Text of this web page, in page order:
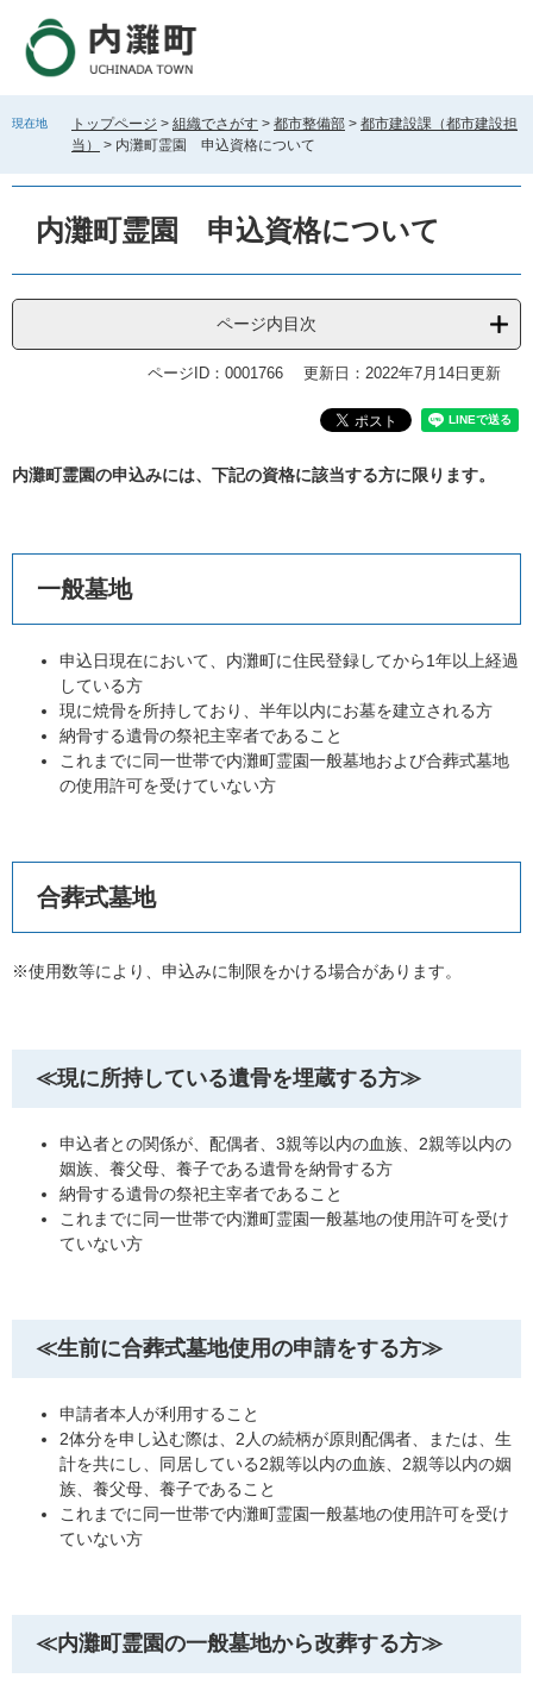
す
し
現在地 トップページ > 組織でさがす > 都市整備部 > 都市建設課（都市建設担
当）
> 内灘町霊園 申込資格について
内灘町霊園 申込資格について
ページ内目次
ページID：0001766 更新日：2022年7月14日更新
文
内灘町霊園の申込みには、下記の資格に該当する方に限ります。
一般墓地
申込日現在において、内灘町に住民登録してから1年以上経過
している方
現に焼骨を所持しており、半年以内にお墓を建立される方
納骨する遺骨の祭祀主宰者であること
これまでに同一世帯で内灘町霊園一般墓地および合葬式墓地
の使用許可を受けていない方
合葬式墓地
※使用数等により、申込みに制限をかける場合があります。
≪現に所持している遺骨を埋蔵する方≫
申込者との関係が、配偶者、3親等以内の血族、2親等以内の
姻族、養父母、養子である遺骨を納骨する方
納骨する遺骨の祭祀主宰者であること
これまでに同一世帯で内灘町霊園一般墓地の使用許可を受け
ていない方
≪生前に合葬式墓地使用の申請をする方≫
申請者本人が利用すること
2体分を申し込む際は、2人の続柄が原則配偶者、または、生
計を共にし、同居している2親等以内の血族、2親等以内の姻
族、養父母、養子であること
これまでに同一世帯で内灘町霊園一般墓地の使用許可を受け
ていない方
≪内灘町霊園の一般墓地から改葬する方≫